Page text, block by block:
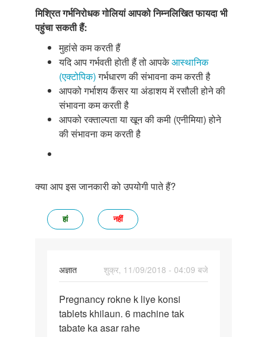
मिश्रित गर्भनिरोधक गोलियां आपको निम्नलिखित फायदा भी
पहुंचा सकती हैं:
मुहांसे कम करती हैं
यदि आप गर्भवती होती हैं तो आपकेआस्थानिक
(एक्टोपिक)गर्भधारण की संभावना कम करती है
आपको गर्भाशय कैंसर या अंडाशय में रसौली होने की
संभावना कम करती है
आपको रक्ताल्पता या खून की कमी (एनीमिया) होने
की संभावना कम करती है
क्या आप इस जानकारी को उपयोगी पाते हैं?
हां नहीं
अज्ञात
शुक्र, 11/09/2018 - 04:09 बजे
Pregnancy
rokne
k
Pregnancy rokne k liye konsi
tablets khilaun. 6 machine tak
tabate ka asar rahe